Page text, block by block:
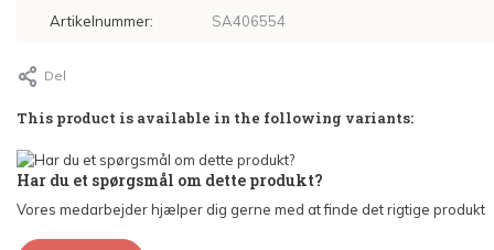
Artikelnummer: SA406554
Del
This product is available in the following variants:
Har du et spørgsmål om dette produkt?
Vores medarbejder hjælper dig gerne med at finde det rigtige produkt